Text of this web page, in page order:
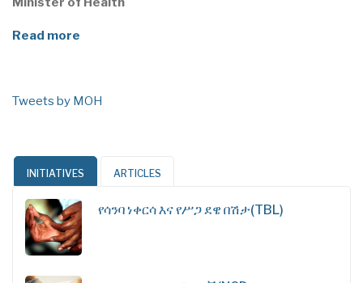
Read more
Tweets by MOH
INITIATIVES ARTICLES
የሳንባ ነቀርሳ እና የሥጋ ደዌ በሽታ(TBL)